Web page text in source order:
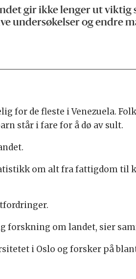
gir ikke lenger ut
undersøkelser og endre
for de fleste i Venezuela.
står i fare for å dø av sult.
om alt fra fattigdom til
forskning om landet, sier
i Oslo og forsker på